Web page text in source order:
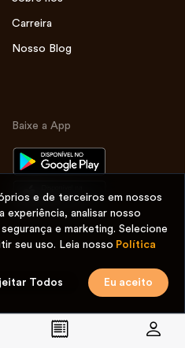
Carreira
Nosso Blog
Baixe a App
e de terceiros em nossos
experiência, analisar nosso
e marketing. Selecione
seu uso. Leia nosso Política
Todos
Eu aceito